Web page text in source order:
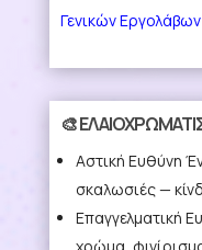
Γενικών
🎨
Αστική Ευθύνη
σκαλωσιές —
Επαγγελματική